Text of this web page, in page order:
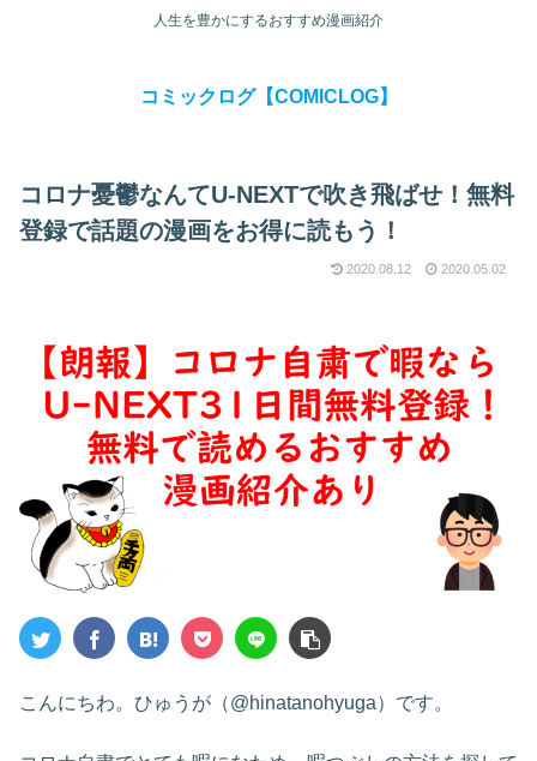
人生を豊かにするおすすめ漫画紹介
コミックログ【COMICLOG】
コロナ憂鬱なんてU-NEXTで吹き飛ばせ！無料
登録で話題の漫画をお得に読もう！
2020.08.12 2020.05.02
こんにちわ。ひゅうが（@hinatanohyuga）です。